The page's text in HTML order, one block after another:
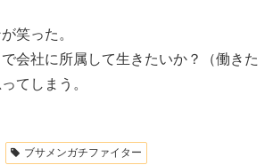
笑った。
会社に所属して生きたいか？（働きた
てしまう。
ブサメンガチファイター